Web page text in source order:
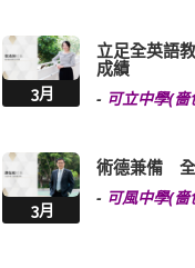
3月
立足全英語
成績
- 可立中學(
3月
術德兼備 全
- 可風中學(